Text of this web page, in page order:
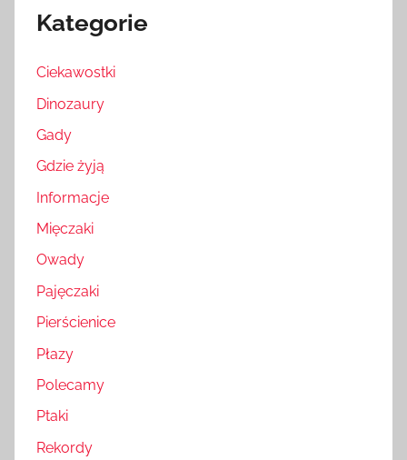
Kategorie
Ciekawostki
Dinozaury
Gady
Gdzie żyją
Informacje
Mięczaki
Owady
Pajęczaki
Pierścienice
Płazy
Polecamy
Ptaki
Rekordy